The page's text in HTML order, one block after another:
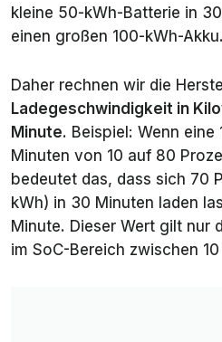
kleine 50-kWh-Batterie in
einen großen 100-kWh-Akku.
Daher rechnen wir die
Ladegeschwindigkeit in
Minute. Beispiel: Wenn
Minuten von 10 auf 80
bedeutet das, dass sich 70
kWh) in 30 Minuten laden
Minute. Dieser Wert gilt nur
im SoC-Bereich zwischen